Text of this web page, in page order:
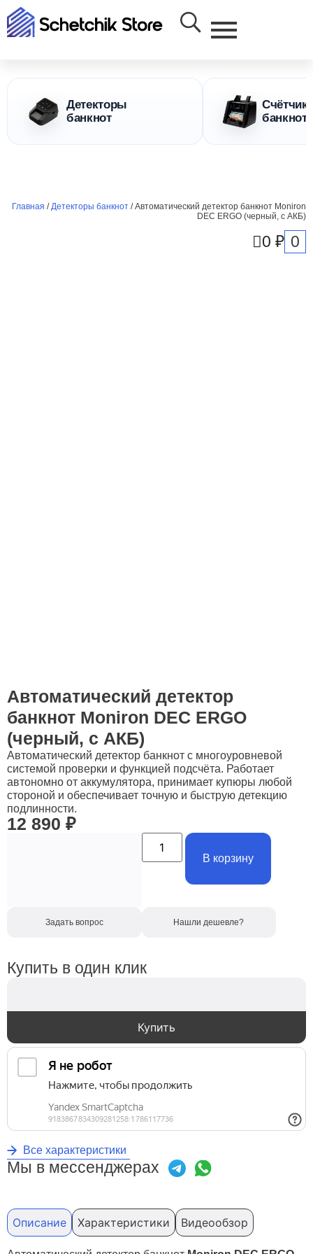
Детекторы
банкнот
банкнот
Главная /Детекторы банкнот / Автоматический детектор банкнот Moniron
DEC ERGO (черный, с АКБ)
0 ₽ 0
Автоматический детектор
банкнот Moniron DEC ERGO
(черный, с АКБ)
Автоматический детектор банкнот с многоуровневой
системой проверки и функцией подсчёта. Работает
автономно от аккумулятора, принимает купюры любой
стороной и обеспечивает точную и быструю детекцию
подлинности.
12 890 ₽
В корзину
Задать вопрос Нашли дешевле?
Купить в один клик
Купить
Все характеристики
Мы в мессенджерах
Описание Характеристики Видеообзор